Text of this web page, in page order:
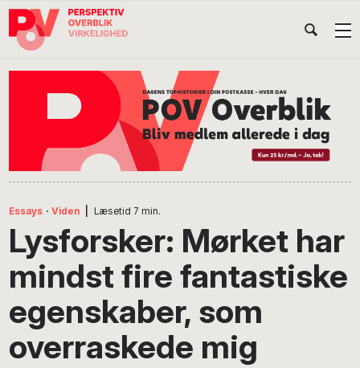
Gå
direkte
Skip
indhold
Gå
direkte
Essays · Viden Læsetid 7 min.
Lysforsker: Mørket har
mindst fire fantastiske
egenskaber, som
overraskede mig